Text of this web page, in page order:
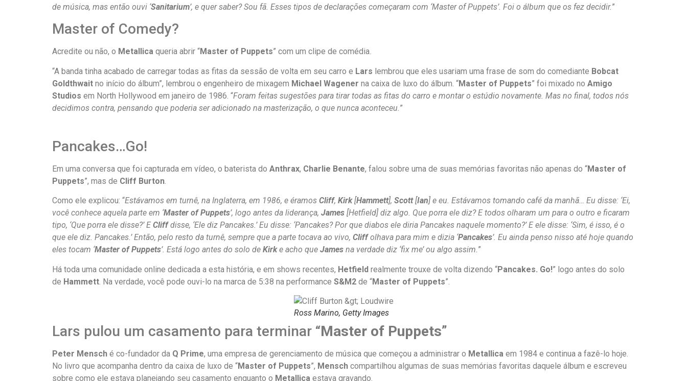
de música, mas então ouvi ‘Sanitarium’, e quer saber? Sou fã. Esses tipos de declarações começaram com ‘Master of Puppets’. Foi o álbum que os fez decidir.”
Master of Comedy?
Acredite ou não, o Metallica queria abrir “Master of Puppets” com um clipe de comédia.
“A banda tinha acabado de carregar todas as fitas da sessão de volta em seu carro e Lars lembrou que eles usariam uma frase de som do comediante Bobcat
Goldthwait no início do álbum”, lembrou o engenheiro de mixagem Michael Wagener na caixa de luxo do álbum. “Master of Puppets” foi mixado no Amigo
Studios em North Hollywood em janeiro de 1986. “Foram feitas sugestões para tirar todas as fitas do carro e montar o estúdio novamente. Mas no final, todos nós
decidimos contra, pensando que poderia ser adicionado na masterização, o que nunca aconteceu. ”
Pancakes…Go!
Em uma conversa que foi capturada em vídeo, o baterista do Anthrax, Charlie Benante, falou sobre uma de suas memórias favoritas não apenas do “Master of
Puppets”, mas de Cliff Burton.
Como ele explicou: “Estávamos em turnê, na Inglaterra, em 1986, e éramos Cliff, Kirk[Hammett], Scott[Ian] e eu. Estávamos tomando café da manhã… Eu disse: ‘Ei,
você conhece aquela parte em ‘Master of Puppets’, logo antes da liderança, James [Hetfield] diz algo. Que porra ele diz? E todos olharam um para o outro e ficaram
tipo, ‘Que porra ele disse?’ ECliffdisse, ‘Ele diz Pancakes.’ Eu disse: ‘Pancakes? Por que diabos ele diria Pancakes naquele momento?’ E ele disse: ‘Sim, é isso, é o
que ele diz. Pancakes.’ Então, pelo resto da turnê, sempre que a parte tocava ao vivo, Cliffolhava para mim e dizia ‘Pancakes’. Eu ainda penso nisso até hoje quando
eles tocam ‘Master of Puppets’. Está logo antes do solo de Kirke acho que James na verdade diz ‘fix me’ ou algo assim.”
Há toda uma comunidade online dedicada a esta história, e em shows recentes, Hetfield realmente trouxe de volta dizendo “Pancakes. Go!” logo antes do solo
de Hammett . Na verdade, você pode ouvi-lo na marca de 5:38 na performance S&M2 de “Master of Puppets”.
Ross Marino, Getty Images
Lars pulou um casamento para terminar “Master of Puppets”
Peter Mensch é co-fundador da Q Prime, uma empresa de gerenciamento de música que começou a administrar o Metallica em 1984 e continua a fazê-lo hoje.
No livro que acompanha dentro da caixa de luxo de “Master of Puppets”, Mensch compartilhou algumas de suas memórias favoritas daquele álbum e escreveu
sobre como ele estava planejando seu casamento enquanto o Metallica estava gravando.